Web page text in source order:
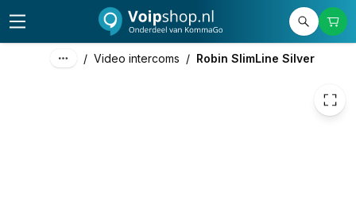
/ Video intercoms / Robin SlimLine Silver
excl. btw
1.148,86 incl. btw